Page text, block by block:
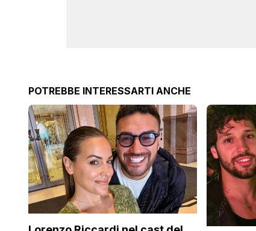
POTREBBE INTERESSARTI ANCHE